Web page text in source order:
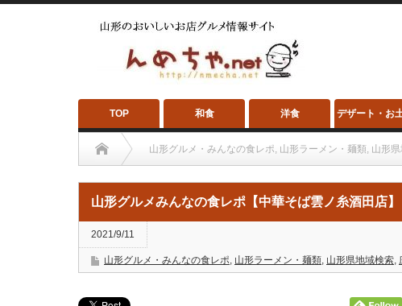
TOP 和食 洋食 デザート・お
山形グルメ・みんなの食レポ, 山形ラーメン・麺類, 山形
山形グルメみんなの食レポ【中華そば雲ノ糸酒田店】
山形グルメみんなの食レポ【中華そば雲ノ糸酒田店】
2021/9/11
山形グルメ・みんなの食レポ, 山形ラーメン・麺類, 山形県地域検索,